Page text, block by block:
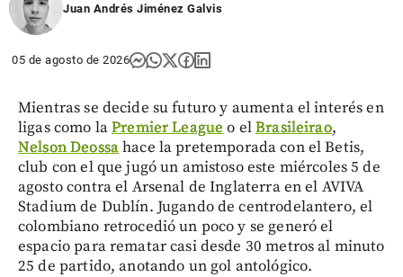
Juan Andrés Jiménez Galvis
05 de agosto de 2026
Mientras se decide su futuro y aumenta el interés en
ligas como laPremier League o elBrasileirao,
Nelson Deossahace la pretemporada con el Betis,
club con el que jugó un amistoso este miércoles 5 de
agosto contra el Arsenal de Inglaterra en el AVIVA
Stadium de Dublín. Jugando de centrodelantero, el
colombiano retrocedió un poco y se generó el
espacio para rematar casi desde 30 metros al minuto
25 de partido, anotando un gol antológico.